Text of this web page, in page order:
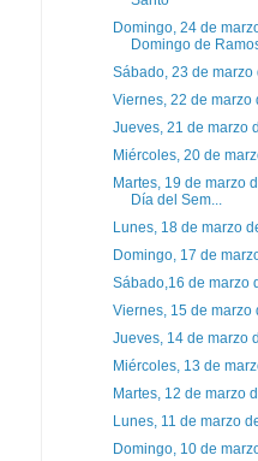
Domingo, 24 de
Domingo de
Sábado, 23 de marzo
Viernes, 22 de marzo
Jueves, 21 de marzo
Miércoles, 20 de
Martes, 19 de marzo
Día del Sem...
Lunes, 18 de marzo
Domingo, 17 de
Sábado,16 de marzo
Viernes, 15 de marzo
Jueves, 14 de marzo
Miércoles, 13 de
Martes, 12 de marzo
Lunes, 11 de marzo
Domingo, 10 de